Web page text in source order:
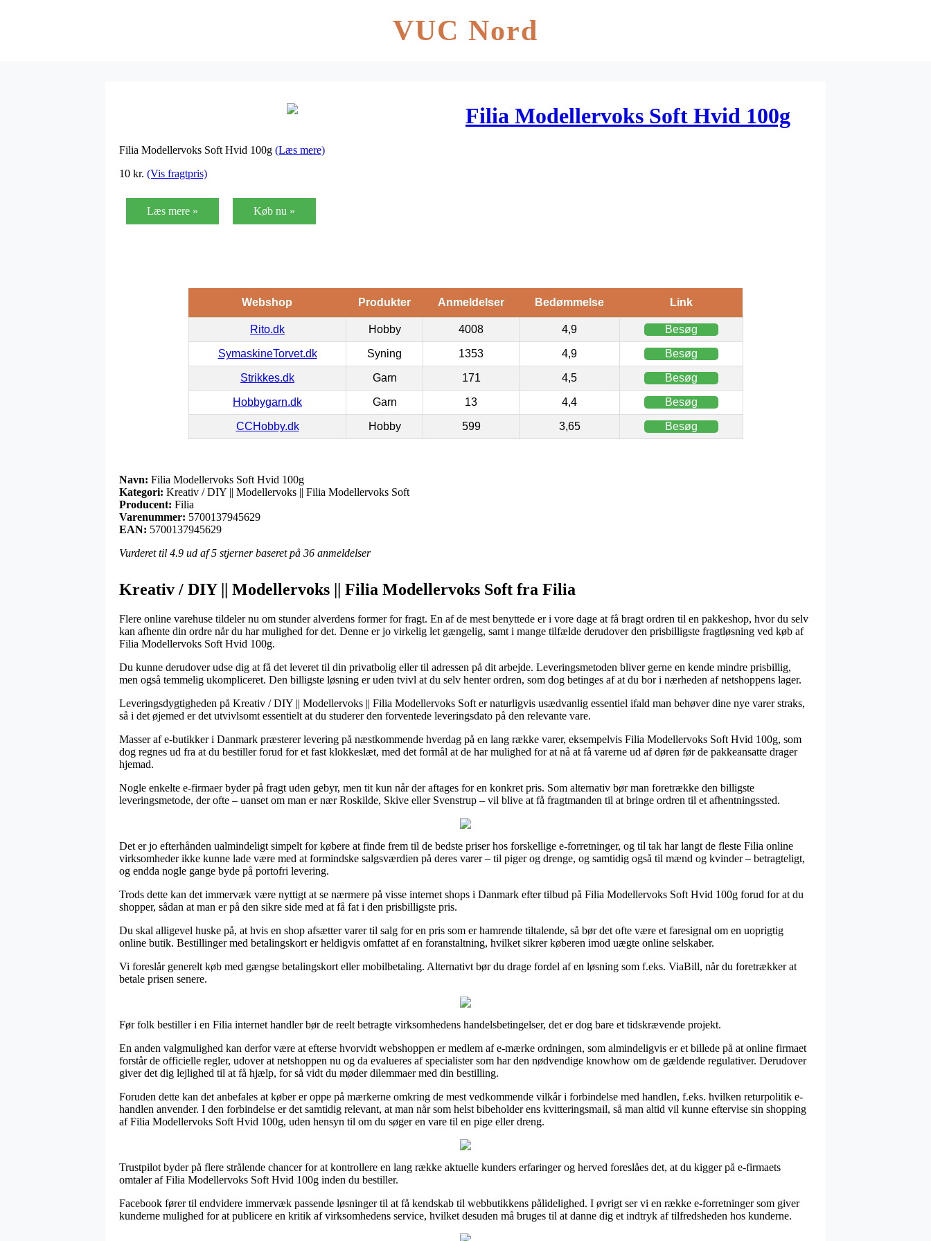
VUC Nord
Filia Modellervoks Soft Hvid 100g
Filia Modellervoks Soft Hvid 100g (Læs mere)
10 kr. (Vis fragtpris)
Læs mere » Køb nu »
Webshop Produkter Anmeldelser Bedømmelse Link
Rito.dk Hobby 4008 4,9 Besøg
SymaskineTorvet.dk Syning 1353 4,9 Besøg
Strikkes.dk Garn 171 4,5 Besøg
Hobbygarn.dk Garn 13 4,4 Besøg
CCHobby.dk Hobby 599 3,65 Besøg
Navn: Filia Modellervoks Soft Hvid 100g
Kategori: Kreativ / DIY || Modellervoks || Filia Modellervoks Soft
Producent: Filia
Varenummer: 5700137945629
EAN: 5700137945629
Vurderet til 4.9 ud af 5 stjerner baseret på 36 anmeldelser
Kreativ / DIY || Modellervoks || Filia Modellervoks Soft fra Filia
Flere online varehuse tildeler nu om stunder alverdens former for fragt. En af de mest benyttede er i vore dage at få bragt ordren til en pakkeshop, hvor du selv
kan afhente din ordre når du har mulighed for det. Denne er jo virkelig let gængelig, samt i mange tilfælde derudover den prisbilligste fragtløsning ved køb af
Filia Modellervoks Soft Hvid 100g.
Du kunne derudover udse dig at få det leveret til din privatbolig eller til adressen på dit arbejde. Leveringsmetoden bliver gerne en kende mindre prisbillig,
men også temmelig ukompliceret. Den billigste løsning er uden tvivl at du selv henter ordren, som dog betinges af at du bor i nærheden af netshoppens lager.
Leveringsdygtigheden på Kreativ / DIY || Modellervoks || Filia Modellervoks Soft er naturligvis usædvanlig essentiel ifald man behøver dine nye varer straks,
så i det øjemed er det utvivlsomt essentielt at du studerer den forventede leveringsdato på den relevante vare.
Masser af e-butikker i Danmark præsterer levering på næstkommende hverdag på en lang række varer, eksempelvis Filia Modellervoks Soft Hvid 100g, som
dog regnes ud fra at du bestiller forud for et fast klokkeslæt, med det formål at de har mulighed for at nå at få varerne ud af døren før de pakkeansatte drager
hjemad.
Nogle enkelte e-firmaer byder på fragt uden gebyr, men tit kun når der aftages for en konkret pris. Som alternativ bør man foretrække den billigste
leveringsmetode, der ofte – uanset om man er nær Roskilde, Skive eller Svenstrup – vil blive at få fragtmanden til at bringe ordren til et afhentningssted.
Det er jo efterhånden ualmindeligt simpelt for købere at finde frem til de bedste priser hos forskellige e-forretninger, og til tak har langt de fleste Filia online
virksomheder ikke kunne lade være med at formindske salgsværdien på deres varer – til piger og drenge, og samtidig også til mænd og kvinder – betragteligt,
og endda nogle gange byde på portofri levering.
Trods dette kan det immervæk være nyttigt at se nærmere på visse internet shops i Danmark efter tilbud på Filia Modellervoks Soft Hvid 100g forud for at du
shopper, sådan at man er på den sikre side med at få fat i den prisbilligste pris.
Du skal alligevel huske på, at hvis en shop afsætter varer til salg for en pris som er hamrende tiltalende, så bør det ofte være et faresignal om en uoprigtig
online butik. Bestillinger med betalingskort er heldigvis omfattet af en foranstaltning, hvilket sikrer køberen imod uægte online selskaber.
Vi foreslår generelt køb med gængse betalingskort eller mobilbetaling. Alternativt bør du drage fordel af en løsning som f.eks. ViaBill, når du foretrækker at
betale prisen senere.
Før folk bestiller i en Filia internet handler bør de reelt betragte virksomhedens handelsbetingelser, det er dog bare et tidskrævende projekt.
En anden valgmulighed kan derfor være at efterse hvorvidt webshoppen er medlem af e-mærke ordningen, som almindeligvis er et billede på at online firmaet
forstår de officielle regler, udover at netshoppen nu og da evalueres af specialister som har den nødvendige knowhow om de gældende regulativer. Derudover
giver det dig lejlighed til at få hjælp, for så vidt du møder dilemmaer med din bestilling.
Foruden dette kan det anbefales at køber er oppe på mærkerne omkring de mest vedkommende vilkår i forbindelse med handlen, f.eks. hvilken returpolitik e-
handlen anvender. I den forbindelse er det samtidig relevant, at man når som helst bibeholder ens kvitteringsmail, så man altid vil kunne eftervise sin shopping
af Filia Modellervoks Soft Hvid 100g, uden hensyn til om du søger en vare til en pige eller dreng.
Trustpilot byder på flere strålende chancer for at kontrollere en lang række aktuelle kunders erfaringer og herved foreslåes det, at du kigger på e-firmaets
omtaler af Filia Modellervoks Soft Hvid 100g inden du bestiller.
Facebook fører til endvidere immervæk passende løsninger til at få kendskab til webbutikkens pålidelighed. I øvrigt ser vi en række e-forretninger som giver
kunderne mulighed for at publicere en kritik af virksomhedens service, hvilket desuden må bruges til at danne dig et indtryk af tilfredsheden hos kunderne.